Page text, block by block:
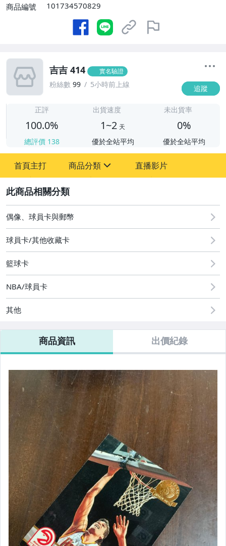
商品編號
101734570829
吉吉 414 實名驗證
粉絲數 99 5小時前上線 追蹤
正評
100.0%
總評價 138
出貨速度
1~2 天
優於全站平均
未出貨率
0%
優於全站平均
首頁主打 商品分類
偶像、球員卡與郵幣
直播影片
偶像、球員卡與郵幣
球員卡/其他收藏卡
籃球卡
NBA/球員卡
其他
商品資訊 出價紀錄